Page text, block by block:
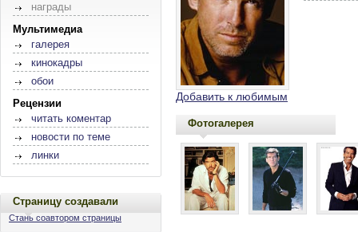
награды
Мультимедиа
галерея
кинокадры
обои
Рецензии
читать коментар
новости по теме
линки
Страницу создавали
Стань соавтором страницы
Добавить к любимым
Фотогалерея